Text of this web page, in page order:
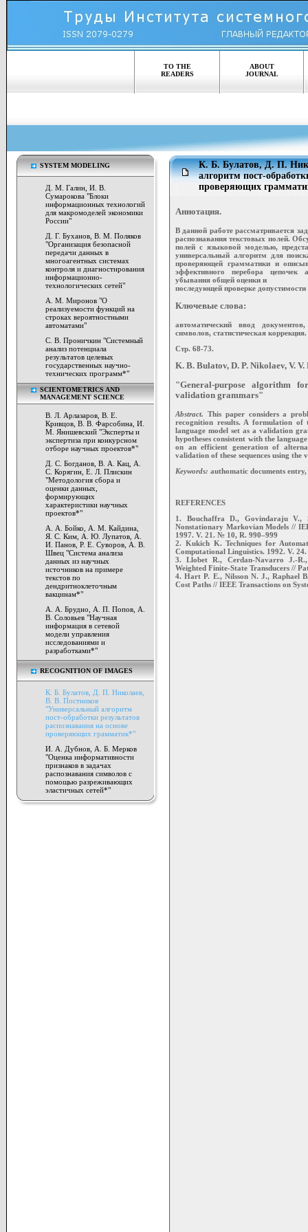
TO THE
READERS
ABOUT
JOURNAL
SYSTEM MODELING
Д. М. Галин, И. В.
Сумарокова "Блоки
информационных технологий
для макромоделей экономики
России"
Д. Г. Буханов, В. М. Поляков
"Организация безопасной
передачи данных в
многоагентных системах
контроля и диагностирования
информационно-
технологических сетей"
А. М. Миронов "О
реализуемости функций на
строках вероятностными
автоматами"
С. В. Проничкин "Системный
анализ потенциала
результатов целевых
государственных научно-
технических программ*"
SCIENTOMETRICS AND
MANAGEMENT SCIENCE
В. Л. Арлазаров, В. Е.
Кривцов, В. В. Фарсобина, И.
М. Янишевский "Эксперты и
экспертиза при конкурсном
отборе научных проектов*"
Д. С. Богданов, В. А. Кац, А.
С. Корягин, Е. Л. Плискин
"Методология сбора и
оценки данных,
формирующих
характеристики научных
проектов*"
А. А. Бойко, А. М. Кайдина,
Я. С. Ким, А. Ю. Лупатов, А.
И. Панов, Р. Е. Суворов, А. В.
Швец "Система анализа
данных из научных
источников на примере
текстов по
дендритноклеточным
вакцинам*"
А. А. Брудно, А. П. Попов, А.
В. Соловьев "Научная
информация в сетевой
модели управления
исследованиями и
разработками*"
RECOGNITION OF IMAGES
К. Б. Булатов, Д. П. Николаев,
В. В. Постников
"Универсальный алгоритм
пост-обработки результатов
распознавания на основе
проверяющих грамматик*"
И. А. Дубнов, А. Б. Мерков
"Оценка информативности
признаков в задачах
распознавания символов с
помощью разреживающих
эластичных сетей*"
К. Б. Булатов, Д. П.
алгоритм пост-
проверяющих
Аннотация.
В данной работе рассматривается
распознавания текстовых полей.
полей с языковой моделью,
универсальный алгоритм для
проверяющей грамматики и
эффективного перебора цепочек
убывания общей оценки и
последующей проверке
Ключевые слова:
автоматический ввод
символов, статистическая коррекция.
Стр. 68-73.
K. B. Bulatov, D. P. Nikolaev, V.
"General-purpose algorithm
validation grammars"
Abstract. This paper considers a
recognition results. A formulation of
language model set as a validation
hypotheses consistent with the
on an efficient generation of
validation of these sequences using the
Keywords: authomatic documents
REFERENCES
1. Bouchaffra D., Govindaraju V.,
Nonstationary Markovian Models //
1997. V. 21. № 10, R. 990–999
2. Kukich K. Techniques for
Computational Linguistics. 1992. V.
3. Llobet R., Cerdan-Navarro J.-
Weighted Finite-State Transducers //
4. Hart P. E., Nilsson N. J., Raphael
Cost Paths // IEEE Transactions on